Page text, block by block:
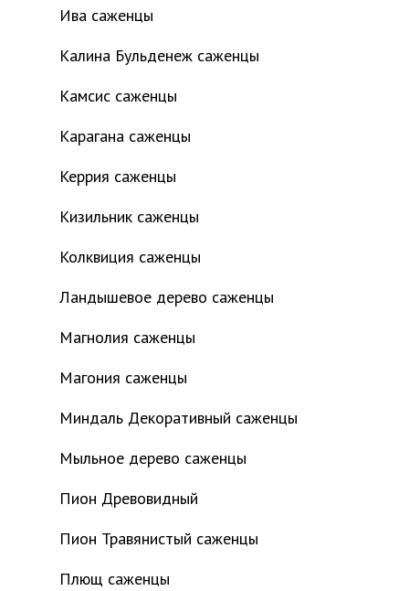
Ива саженцы
Калина Бульденеж саженцы
Камсис саженцы
Карагана саженцы
Керрия саженцы
Кизильник саженцы
Колквиция саженцы
Ландышевое дерево саженцы
Магнолия саженцы
Магония саженцы
Миндаль Декоративный саженцы
Мыльное дерево саженцы
Пион Древовидный
Пион Травянистый саженцы
Плющ саженцы